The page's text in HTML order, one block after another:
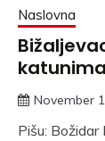
Naslovna
katunima
November
Pišu: